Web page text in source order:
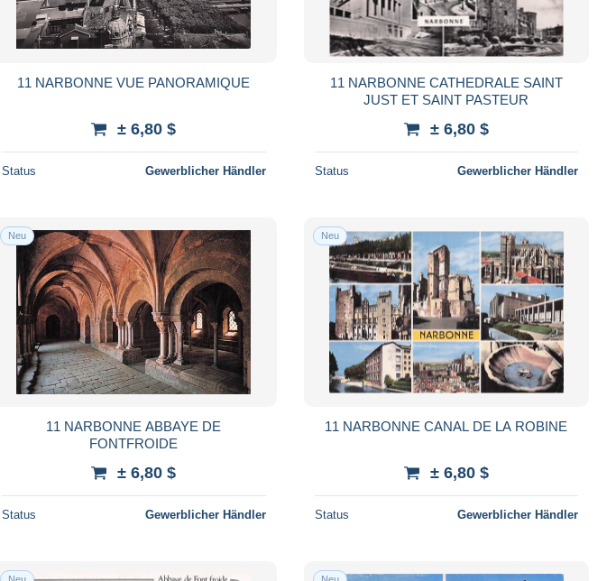
11 NARBONNE VUE PANORAMIQUE
± 6,80 $
Status Gewerblicher Händler
11 NARBONNE CATHEDRALE SAINT
JUST ET SAINT PASTEUR
± 6,80 $
Status Gewerblicher Händler
Neu
11 NARBONNE ABBAYE DE
FONTFROIDE
± 6,80 $
Status Gewerblicher Händler
Neu
11 NARBONNE CANAL DE LA ROBINE
± 6,80 $
Status Gewerblicher Händler